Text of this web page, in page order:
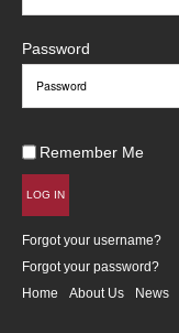
Password
Remember Me
LOG IN
Forgot your username?
Forgot your password?
Home
About Us News